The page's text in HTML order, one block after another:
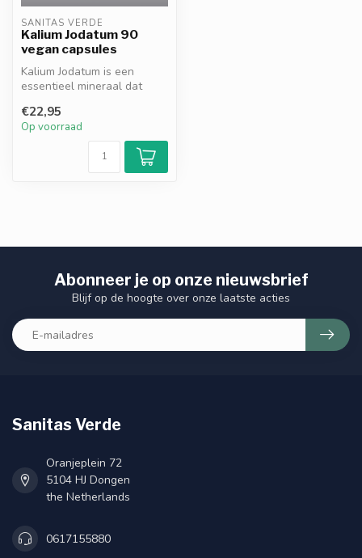
SANITAS VERDE
Kalium Jodatum 90
vegan capsules
Kalium Jodatum is een
essentieel mineraal dat
bloeddru...
€22,95
Op voorraad
Abonneer je op onze nieuwsbrief
Blijf op de hoogte over onze laatste acties
Sanitas Verde
Oranjeplein 72
5104 HJ Dongen
the Netherlands
0617155880